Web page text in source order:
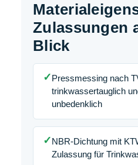
Zulassungen
Blick
✓ Pressmessing nach
trinkwassertauglich
unbedenklich
✓ NBR-Dichtung mit
Zulassung für